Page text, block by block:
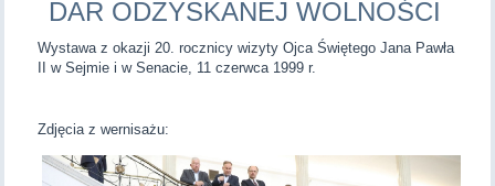
DAR ODZYSKANEJ WOLNOŚCI
Wystawa z okazji 20. rocznicy wizyty Ojca Świętego Jana Pawła
II w Sejmie i w Senacie, 11 czerwca 1999 r.
Zdjęcia z wernisażu: